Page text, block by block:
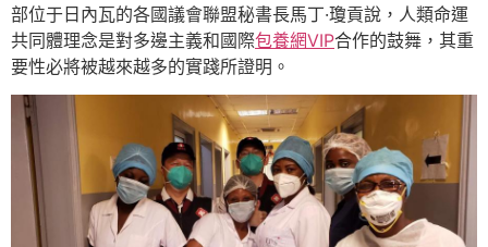
部位于日內瓦的各國議會聯盟秘書長馬丁·瓊貢說，人類命運
共同體理念是對多邊主義和國際包養網VIP合作的鼓舞，其重
要性必將被越來越多的實踐所證明。